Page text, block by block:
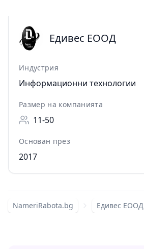
Едивес ЕООД
Индустрия
Информационни технологии
Размер на компанията
11-50
Основан през
2017
NameriRabota.bg Едивес ЕООД